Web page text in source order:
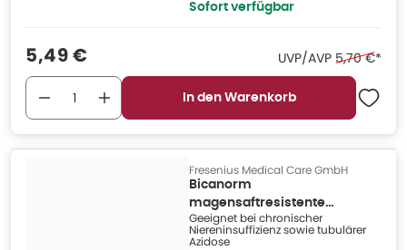
Sofort verfügbar
Verkaufspreis
5,49 € UVP/AVP Ehemaliger
5,70 €*
In den Warenkorb
Fresenius Medical Care GmbH
Bicanorm
magensaftresistente
Tabletten 100 St
Geeignet bei chronischer
Niereninsuffizienz sowie tubulärer
Azidose